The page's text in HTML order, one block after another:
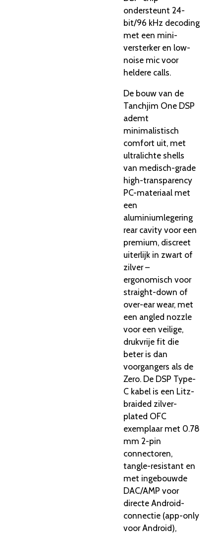
ondersteunt 24-
bit/96 kHz decoding
met een mini-
versterker en low-
noise mic voor
heldere calls.
De bouw van de
Tanchjim One DSP
ademt
minimalistisch
comfort uit, met
ultralichte shells
van medisch-grade
high-transparency
PC-materiaal met
een
aluminiumlegering
rear cavity voor een
premium, discreet
uiterlijk in zwart of
zilver –
ergonomisch voor
straight-down of
over-ear wear, met
een angled nozzle
voor een veilige,
drukvrije fit die
beter is dan
voorgangers als de
Zero. De DSP Type-
C kabel is een Litz-
braided zilver-
plated OFC
exemplaar met 0.78
mm 2-pin
connectoren,
tangle-resistant en
met ingebouwde
DAC/AMP voor
directe Android-
connectie (app-only
voor Android),